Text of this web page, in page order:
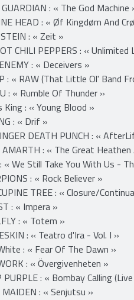
PHYSIQUES
: « The Sick, The Dying…
: « The God Machine »
HEAD : « Øf Kingdøm And
: « Zeit »
CHILI PEPPERS : « Unlimited
: « Deceivers »
: « RAW (That Little Ol' Band
: « Rumble Of Thunder »
King : « Young Blood »
: « Drif »
DEATH PUNCH : «
: « The Great Heathen
« We Still Take You With Us -
: « Rock Believer »
TREE : « Closure/
: « Impera »
: « Totem »
: « Teatro d'Ira - Vol. I »
: « Fear Of The Dawn »
: « Övergivenheten »